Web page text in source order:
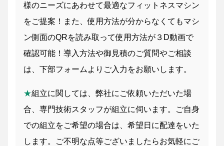
様のニーズにあわせて最適なフィットネスマシン
をご提案！また、使用方法が分からなくてもマシ
ン側面のQRを読み取って使用方法が３D動画で
確認可能！導入方法や御見積のご質問やご相談
は、下部フォームよりご入力をお願いします。
★組立に関しては、弊社にご依頼いただいた場
合、専門技術スタッフが組立に伺います。ご自身
での組立をご希望の場合は、希望日に配達をいた
します。ご不明な点等ございましたらお気軽にご